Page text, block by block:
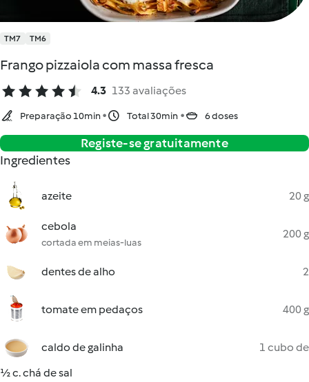
TM7 TM6
Frango pizzaiola com massa fresca
4.3 133 avaliações
Preparação 10min Total 30min 6 doses
Registe-se gratuitamente
Ingredientes
azeite 20 g
cebola
cortada em meias-luas
200 g
dentes de alho 2
tomate em pedaços 400 g
caldo de galinha
1 cubo de
½ c. chá de sal